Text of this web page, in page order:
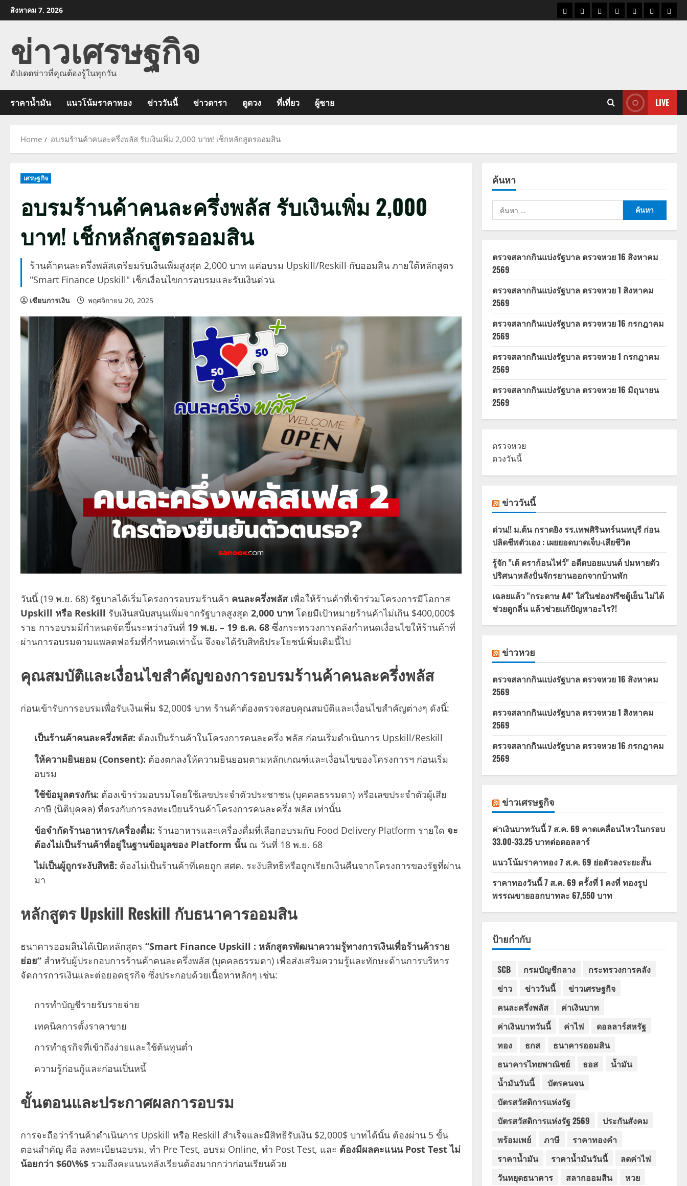
Skip
to
สิงหาคม 7, 2026
ราคาแนว
ข่าว
ข่าว
ดูด
ที่
ผู้ชา
ข่าวเศรษฐกิจ
อัปเดตข่าวที่คุณต้องรู้ในทุกวัน
ราคาน้ำมัน แนวโน้มราคาทอง ข่าววันนี้ ข่าวดารา ดูดวง ที่เที่ยว ผู้ชาย LIVE
Home อบรมร้านค้าคนละครึ่งพลัส รับเงินเพิ่ม 2,000 บาท! เช็กหลักสูตรออมสิน
เศรษฐกิจ
อบรมร้านค้าคนละครึ่งพลัส รับเงินเพิ่ม 2,000
บาท! เช็กหลักสูตรออมสิน
ร้านค้าคนละครึ่งพลัสเตรียมรับเงินเพิ่มสูงสุด 2,000 บาท แค่อบรม Upskill/Reskill กับออมสิน ภายใต้หลักสูตร
"Smart Finance Upskill" เช็กเงื่อนไขการอบรมและรับเงินด่วน
เซียนการเงิน พฤศจิกายน 20, 2025
วันนี้ (19 พ.ย. 68) รัฐบาลได้เริ่มโครงการอบรมร้านค้า คนละครึ่งพลัสเพื่อให้ร้านค้าที่เข้าร่วมโครงการมีโอกาส
Upskill หรือ Reskill รับเงินสนับสนุนเพิ่มจากรัฐบาลสูงสุด 2,000 บาท โดยมีเป้าหมายร้านค้าไม่เกิน $400,000$
ราย การอบรมมีกำหนดจัดขึ้นระหว่างวันที่ 19 พ.ย. – 19 ธ.ค. 68 ซึ่งกระทรวงการคลังกำหนดเงื่อนไขให้ร้านค้าที่
ผ่านการอบรมตามแพลตฟอร์มที่กำหนดเท่านั้น จึงจะได้รับสิทธิประโยชน์เพิ่มเติมนี้ไป
คุณสมบัติและเงื่อนไขสำคัญของการอบรมร้านค้าคนละครึ่งพลัส
ก่อนเข้ารับการอบรมเพื่อรับเงินเพิ่ม $2,000$ บาท ร้านค้าต้องตรวจสอบคุณสมบัติและเงื่อนไขสำคัญต่างๆ ดังนี้:
เป็นร้านค้าคนละครึ่งพลัส: ต้องเป็นร้านค้าในโครงการคนละครึ่ง พลัส ก่อนเริ่มดำเนินการ Upskill/Reskill
ให้ความยินยอม (Consent): ต้องตกลงให้ความยินยอมตามหลักเกณฑ์และเงื่อนไขของโครงการฯ ก่อนเริ่ม
อบรม
ใช้ข้อมูลตรงกัน: ต้องเข้าร่วมอบรมโดยใช้เลขประจำตัวประชาชน (บุคคลธรรมดา) หรือเลขประจำตัวผู้เสีย
ภาษี (นิติบุคคล) ที่ตรงกับการลงทะเบียนร้านค้าโครงการคนละครึ่ง พลัส เท่านั้น
ข้อจำกัดร้านอาหาร/เครื่องดื่ม: ร้านอาหารและเครื่องดื่มที่เลือกอบรมกับ Food Delivery Platform รายใด จะ
ต้องไม่เป็นร้านค้าที่อยู่ในฐานข้อมูลของ Platform นั้นณ วันที่ 18 พ.ย. 68
ไม่เป็นผู้ถูกระงับสิทธิ: ต้องไม่เป็นร้านค้าที่เคยถูก สศค. ระงับสิทธิหรือถูกเรียกเงินคืนจากโครงการของรัฐที่ผ่าน
มา
หลักสูตร Upskill Reskill กับธนาคารออมสิน
ธนาคารออมสินได้เปิดหลักสูตร “Smart Finance Upskill : หลักสูตรพัฒนาความรู้ทางการเงินเพื่อร้านค้าราย
ย่อย” สำหรับผู้ประกอบการร้านค้าคนละครึ่งพลัส (บุคคลธรรมดา) เพื่อส่งเสริมความรู้และทักษะด้านการบริหาร
จัดการการเงินและต่อยอดธุรกิจ ซึ่งประกอบด้วยเนื้อหาหลักๆ เช่น:
การทำบัญชีรายรับรายจ่าย
เทคนิคการตั้งราคาขาย
การทำธุรกิจที่เข้าถึงง่ายและใช้ต้นทุนต่ำ
ความรู้ก่อนกู้และก่อนเป็นหนี้
ขั้นตอนและประกาศผลการอบรม
การจะถือว่าร้านค้าดำเนินการ Upskill หรือ Reskill สำเร็จและมีสิทธิรับเงิน $2,000$ บาทได้นั้น ต้องผ่าน 5 ขั้น
ตอนสำคัญ คือ ลงทะเบียนอบรม, ทำ Pre Test, อบรม Online, ทำ Post Test, และ ต้องมีผลคะแนน Post Test ไม่
น้อยกว่า $60\%$ รวมถึงคะแนนหลังเรียนต้องมากกว่าก่อนเรียนด้วย
ค้นหา
ค้นหา
สำหรับ:
ตรวจสลากกินแบ่งรัฐบาล ตรวจหวย 16 สิงหาคม
2569
ตรวจสลากกินแบ่งรัฐบาล ตรวจหวย 1 สิงหาคม
2569
ตรวจสลากกินแบ่งรัฐบาล ตรวจหวย 16 กรกฎาคม
2569
ตรวจสลากกินแบ่งรัฐบาล ตรวจหวย 1 กรกฎาคม
2569
ตรวจสลากกินแบ่งรัฐบาล ตรวจหวย 16 มิถุนายน
2569
ตรวจหวย
ดวงวันนี้
ข่าววันนี้
ด่วน!! ม.ต้น กราดยิง รร.เทพศิรินทร์นนทบุรี ก่อน
ปลิดชีพตัวเอง : เผยยอดบาดเจ็บ-เสียชีวิต
รู้จัก "เต้ ดราก้อนไฟว์" อดีตบอยแบนด์ ปมหายตัว
ปริศนาหลังปั่นจักรยานออกจากบ้านพัก
เฉลยแล้ว "กระดาษ A4" ใส่ในช่องฟรีซตู้เย็น ไม่ได้
ช่วยดูกลิ่น แล้วช่วยแก้ปัญหาอะไร?!
ข่าวหวย
ตรวจสลากกินแบ่งรัฐบาล ตรวจหวย 16 สิงหาคม
2569
ตรวจสลากกินแบ่งรัฐบาล ตรวจหวย 1 สิงหาคม
2569
ตรวจสลากกินแบ่งรัฐบาล ตรวจหวย 16 กรกฎาคม
2569
ข่าวเศรษฐกิจ
ค่าเงินบาทวันนี้ 7 ส.ค. 69 คาดเคลื่อนไหวในกรอบ
33.00-33.25 บาทต่อดอลลาร์
แนวโน้มราคาทอง 7 ส.ค. 69 ย่อตัวลงระยะสั้น
ราคาทองวันนี้ 7 ส.ค. 69 ครั้งที่ 1 คงที่ ทองรูป
พรรณขายออกบาทละ 67,550 บาท
ป้ายกำกับ
SCB กรมบัญชีกลาง
กระทรวงการคลัง
ข่าว
ข่าววันนี้
ข่าวเศรษฐกิจ
คนละครึ่งพลัส
ค่าเงินบาท
ค่าเงินบาทวันนี้
ค่าไฟ
ดอลลาร์สหรัฐ
ทอง
ธกส
ธนาคารออมสิน
ธนาคารไทยพาณิชย์
ธอส
น้ำมัน
น้ำมันวันนี้
บัตรคนจน
บัตรสวัสดิการแห่งรัฐ
บัตรสวัสดิการแห่งรัฐ 2569
ประกันสังคม
พร้อมเพย์
ภาษี
ราคาทองคำ
ราคาน้ำมัน
ราคาน้ำมันวันนี้
ลดค่าไฟ
วันหยุดธนาคาร
สลากออมสิน
หวย